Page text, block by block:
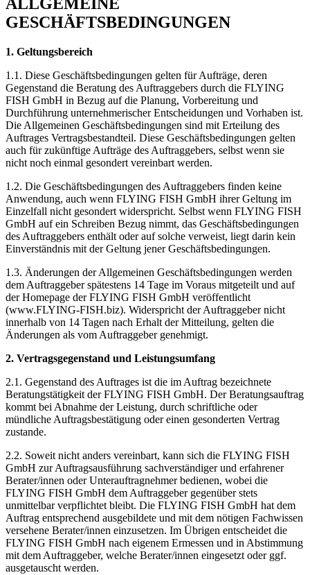
ALLGEMEINE
GESCHÄFTSBEDINGUNGEN
1. Geltungsbereich
1.1. Diese Geschäftsbedingungen gelten für Aufträge, deren
Gegenstand die Beratung des Auftraggebers durch die FLYING
FISH GmbH in Bezug auf die Planung, Vorbereitung und
Durchführung unternehmerischer Entscheidungen und Vorhaben ist.
Die Allgemeinen Geschäftsbedingungen sind mit Erteilung des
Auftrages Vertragsbestandteil. Diese Geschäftsbedingungen gelten
auch für zukünftige Aufträge des Auftraggebers, selbst wenn sie
nicht noch einmal gesondert vereinbart werden.
1.2. Die Geschäftsbedingungen des Auftraggebers finden keine
Anwendung, auch wenn FLYING FISH GmbH ihrer Geltung im
Einzelfall nicht gesondert widerspricht. Selbst wenn FLYING FISH
GmbH auf ein Schreiben Bezug nimmt, das Geschäftsbedingungen
des Auftraggebers enthält oder auf solche verweist, liegt darin kein
Einverständnis mit der Geltung jener Geschäftsbedingungen.
1.3. Änderungen der Allgemeinen Geschäftsbedingungen werden
dem Auftraggeber spätestens 14 Tage im Voraus mitgeteilt und auf
der Homepage der FLYING FISH GmbH veröffentlicht
(www.FLYING-FISH.biz). Widerspricht der Auftraggeber nicht
innerhalb von 14 Tagen nach Erhalt der Mitteilung, gelten die
Änderungen als vom Auftraggeber genehmigt.
2. Vertragsgegenstand und Leistungsumfang
2.1. Gegenstand des Auftrages ist die im Auftrag bezeichnete
Beratungstätigkeit der FLYING FISH GmbH. Der Beratungsauftrag
kommt bei Abnahme der Leistung, durch schriftliche oder
mündliche Auftragsbestätigung oder einen gesonderten Vertrag
zustande.
2.2. Soweit nicht anders vereinbart, kann sich die FLYING FISH
GmbH zur Auftragsausführung sachverständiger und erfahrener
Berater/innen oder Unterauftragnehmer bedienen, wobei die
FLYING FISH GmbH dem Auftraggeber gegenüber stets
unmittelbar verpflichtet bleibt. Die FLYING FISH GmbH hat dem
Auftrag entsprechend ausgebildete und mit dem nötigen Fachwissen
versehene Berater/innen einzusetzen. Im Übrigen entscheidet die
FLYING FISH GmbH nach eigenem Ermessen und in Abstimmung
mit dem Auftraggeber, welche Berater/innen eingesetzt oder ggf.
ausgetauscht werden.